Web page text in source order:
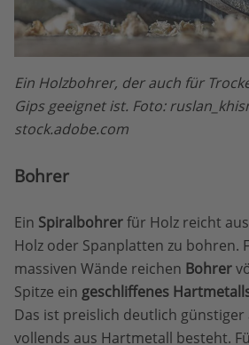
Ein Holzbohrer, der auch für
Gips geeignet ist. Foto:
stock.adobe.com
Bohrer
Ein Spiralbohrerfür Holz reicht
Holz oder Spanplatten zu bohren.
massiven Wände reichen Bohrer
Spitze ein geschliffenes
Das ist preislich deutlich
vollends aus Hartmetall besteht.